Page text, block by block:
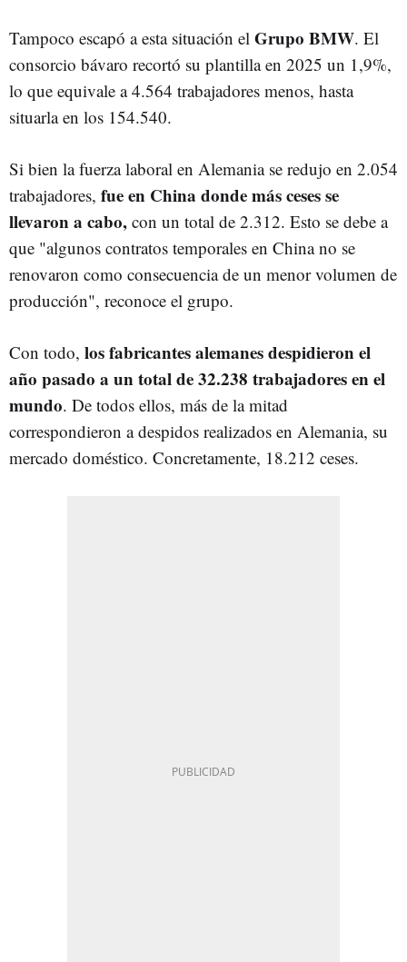
Tampoco escapó a esta situación el Grupo BMW. El
consorcio bávaro recortó su plantilla en 2025 un 1,9%,
lo que equivale a 4.564 trabajadores menos, hasta
situarla en los 154.540.
Si bien la fuerza laboral en Alemania se redujo en 2.054
trabajadores, fue en China donde más ceses se
llevaron a cabo, con un total de 2.312. Esto se debe a
que "algunos contratos temporales en China no se
renovaron como consecuencia de un menor volumen de
producción", reconoce el grupo.
Con todo, los fabricantes alemanes despidieron el
año pasado a un total de 32.238 trabajadores en el
mundo. De todos ellos, más de la mitad
correspondieron a despidos realizados en Alemania, su
mercado doméstico. Concretamente, 18.212 ceses.